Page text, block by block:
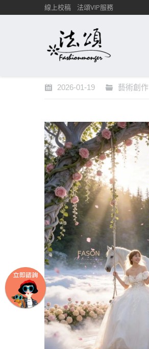
線上校稿 法頌VIP服務
2026-01-19 藝術創作